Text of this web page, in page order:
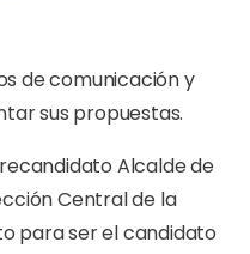
de comunicación y
sus propuestas.
Alcalde de
Central de la
para ser el candidato